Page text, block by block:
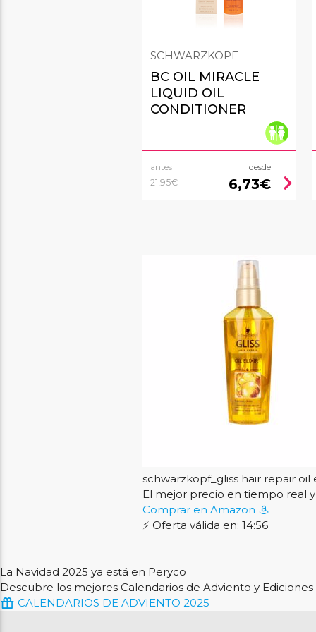
SCHWARZKOPF
BC OIL MIRACLE
LIQUID OIL
CONDITIONER
antes
21,95€
desde
6,73€ chevron_right
schwarzkopf_gliss hair repair oil
El mejor precio en tiempo real
Comprar en Amazon
⚡ Oferta válida en: 14:56
La Navidad 2025 ya está en Peryco
Descubre los mejores Calendarios de Adviento y Ediciones
CALENDARIOS DE ADVIENTO 2025